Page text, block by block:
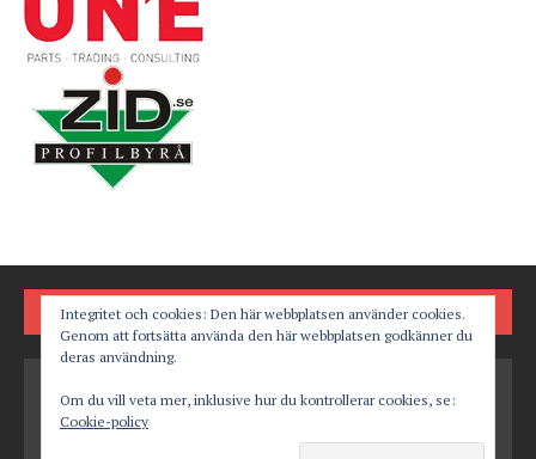
FÖLJ OSS PÅ
Integritet och cookies: Den här webbplatsen använder cookies.
Genom att fortsätta använda den här webbplatsen godkänner du
deras användning.
Om du vill veta mer, inklusive hur du kontrollerar cookies, se:
Cookie-policy